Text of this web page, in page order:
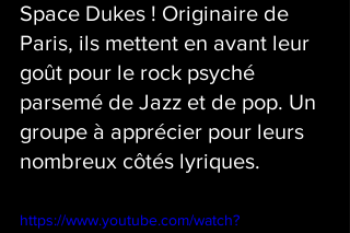
Space Dukes ! Originaire de
Paris, ils mettent en avant leur
goût pour le rock psyché
parsemé de Jazz et de pop. Un
groupe à apprécier pour leurs
nombreux côtés lyriques.
https://www.youtube.com/watch?